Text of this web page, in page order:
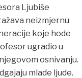
Ljubiše
neizmjernu
koje hode
ugradio u
osnivanju.
mlade ljude.